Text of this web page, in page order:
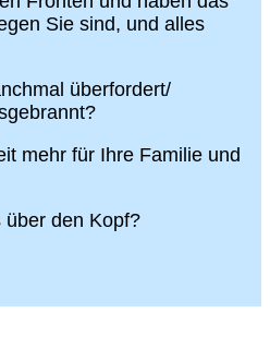
Sie sind, und alles
überfordert/
mehr für Ihre Familie und
über den Kopf?